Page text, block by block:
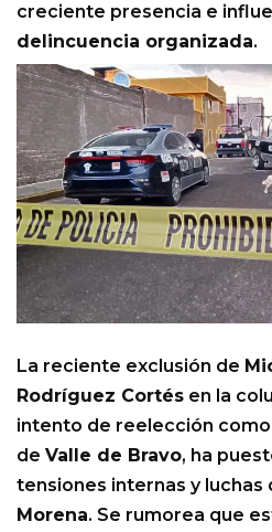
creciente presencia e
delincuencia organizada.
La reciente exclusión de
Rodríguez Cortés en la
intento de reelección
de Valle de Bravo, ha
tensiones internas y
Morena. Se rumorea que